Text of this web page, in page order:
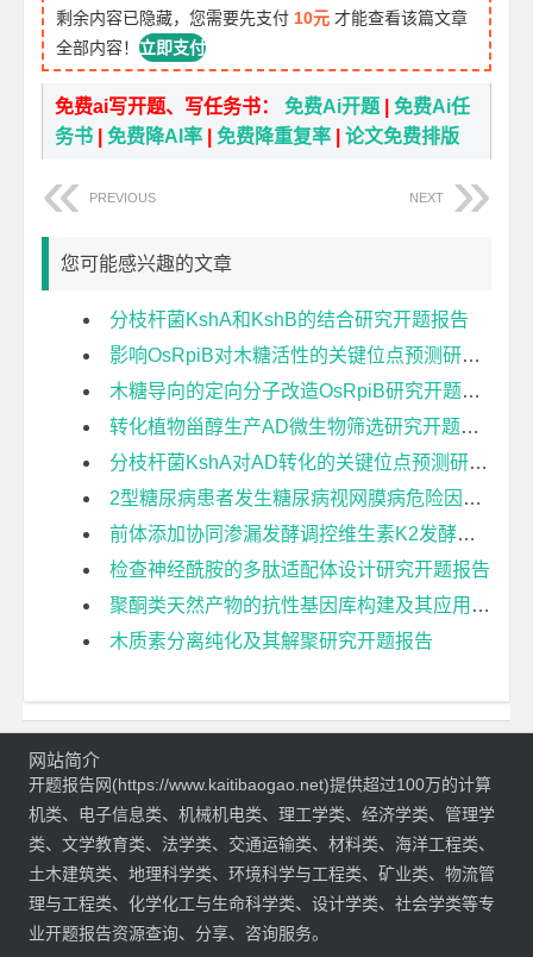
剩余内容已隐藏，您需要先支付 10元 才能查看该篇文章
全部内容！立即支付
免费ai写开题、写任务书：免费Ai开题 |免费Ai任
务书 |免费降AI率 |免费降重复率 |论文免费排版
PREVIOUS NEXT
您可能感兴趣的文章
分枝杆菌KshA和KshB的结合研究开题报告
影响OsRpiB对木糖活性的关键位点预测研究开题报告
木糖导向的定向分子改造OsRpiB研究开题报告
转化植物甾醇生产AD微生物筛选研究开题报告
分枝杆菌KshA对AD转化的关键位点预测研究开题报告
2型糖尿病患者发生糖尿病视网膜病危险因素的系统评价开题报告
前体添加协同渗漏发酵调控维生素K2发酵的影响开题报告
检查神经酰胺的多肽适配体设计研究开题报告
聚酮类天然产物的抗性基因库构建及其应用研究开题报告
木质素分离纯化及其解聚研究开题报告
网站简介
开题报告网(https://www.kaitibaogao.net)提供超过100万的计算
机类、电子信息类、机械机电类、理工学类、经济学类、管理学
类、文学教育类、法学类、交通运输类、材料类、海洋工程类、
土木建筑类、地理科学类、环境科学与工程类、矿业类、物流管
理与工程类、化学化工与生命科学类、设计学类、社会学类等专
业开题报告资源查询、分享、咨询服务。